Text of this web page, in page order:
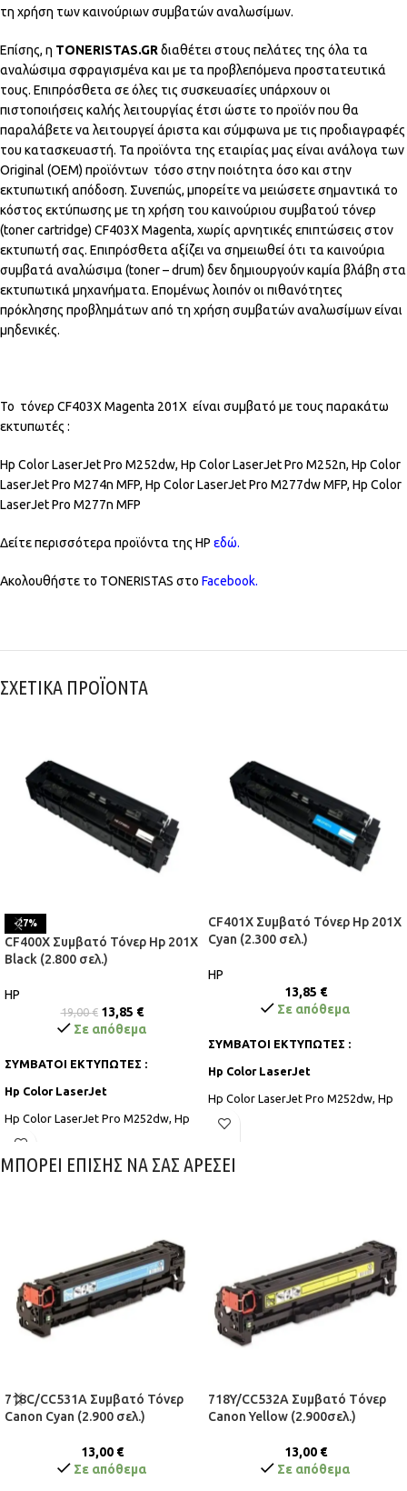
τη χρήση των καινούριων συμβατών αναλωσίμων.
Επίσης, η TONERISTAS.GR διαθέτει στους πελάτες της όλα τα
αναλώσιμα σφραγισμένα και με τα προβλεπόμενα προστατευτικά
τους. Επιπρόσθετα σε όλες τις συσκευασίες υπάρχουν οι
πιστοποιήσεις καλής λειτουργίας έτσι ώστε το προϊόν που θα
παραλάβετε να λειτουργεί άριστα και σύμφωνα με τις προδιαγραφές
του κατασκευαστή. Τα προϊόντα της εταιρίας μας είναι ανάλογα των
Original (OEM) προϊόντων τόσο στην ποιότητα όσο και στην
εκτυπωτική απόδοση. Συνεπώς, μπορείτε να μειώσετε σημαντικά το
κόστος εκτύπωσης με τη χρήση του καινούριου συμβατού τόνερ
(toner cartridge) CF403Χ Magenta, χωρίς αρνητικές επιπτώσεις στον
εκτυπωτή σας. Επιπρόσθετα αξίζει να σημειωθεί ότι τα καινούρια
συμβατά αναλώσιμα (toner – drum) δεν δημιουργούν καμία βλάβη στα
εκτυπωτικά μηχανήματα. Επομένως λοιπόν οι πιθανότητες
πρόκλησης προβλημάτων από τη χρήση συμβατών αναλωσίμων είναι
μηδενικές.
Το τόνερ CF403X Magenta 201X είναι συμβατό με τους παρακάτω
εκτυπωτές :
Hp Color LaserJet Pro M252dw, Hp Color LaserJet Pro M252n, Hp Color
LaserJet Pro M274n MFP, Hp Color LaserJet Pro M277dw MFP, Hp Color
LaserJet Pro M277n MFP
Δείτε περισσότερα προϊόντα της HP εδώ.
Ακολουθήστε το TONERISTAS στο Facebook.
ΣΧΕΤΙΚΑ ΠΡΟΪΟΝΤΑ
-27%
CF400X Συμβατό Τόνερ Hp 201X
Black (2.800 σελ.)
HP
19,00€ 13,85 €
Σε απόθεμα
ΣΥΜΒΑΤΟΙ ΕΚΤΥΠΩΤΕΣ :
Hp Color LaserJet
Hp Color LaserJet Pro M252dw, Hp
Color LaserJet Pro M252n, Hp Color
LaserJet Pro M277dw MFP, Hp Color
CF401X Συμβατό Τόνερ Hp 201X
Cyan (2.300 σελ.)
HP
13,85 €
Σε απόθεμα
ΣΥΜΒΑΤΟΙ ΕΚΤΥΠΩΤΕΣ :
Hp Color LaserJet
Hp Color LaserJet Pro M252dw, Hp
Color LaserJet Pro M252n, Hp Color
LaserJet Pro M277n MFP
ΜΠΟΡΕΙ ΕΠΙΣΗΣ ΝΑ ΣΑΣ ΑΡΕΣΕΙ
718C/CC531A Συμβατό Τόνερ
Canon Cyan (2.900 σελ.)
13,00 €
Σε απόθεμα
718Y/CC532A Συμβατό Tόνερ
Canon Yellow (2.900σελ.)
13,00 €
Σε απόθεμα